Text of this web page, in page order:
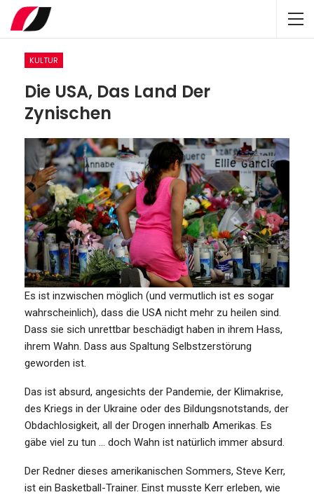
KULTUR
Die USA, Das Land Der
Zynischen
Es ist inzwischen möglich (und vermutlich ist es sogar
wahrscheinlich), dass die USA nicht mehr zu heilen sind.
Dass sie sich unrettbar beschädigt haben in ihrem Hass,
ihrem Wahn. Dass aus Spaltung Selbstzerstörung
geworden ist.
Das ist absurd, angesichts der Pandemie, der Klimakrise,
des Kriegs in der Ukraine oder des Bildungsnotstands, der
Obdachlosigkeit, all der Drogen innerhalb Amerikas. Es
gäbe viel zu tun … doch Wahn ist natürlich immer absurd.
Der Redner dieses amerikanischen Sommers, Steve Kerr,
ist ein Basketball-Trainer. Einst musste Kerr erleben, wie